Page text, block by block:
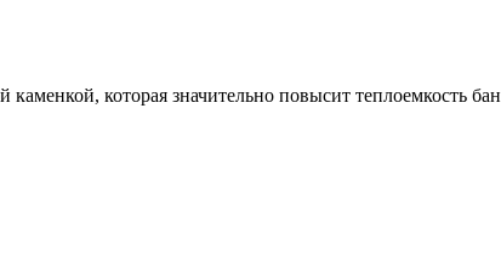
которая значительно повысит теплоемкость